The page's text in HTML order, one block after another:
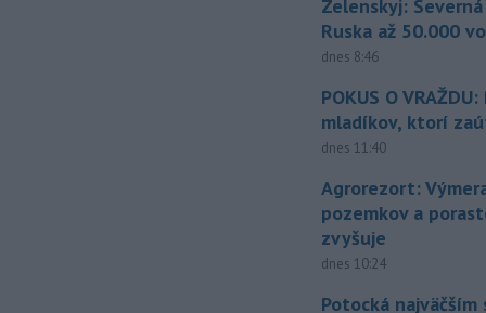
Zelenskyj:
Ruska až 50.000
dnes 8:46
POKUS O
mladíkov, ktorí
dnes 11:40
Agrorezort:
pozemkov a
zvyšuje
dnes 10:24
Potocká najväčším